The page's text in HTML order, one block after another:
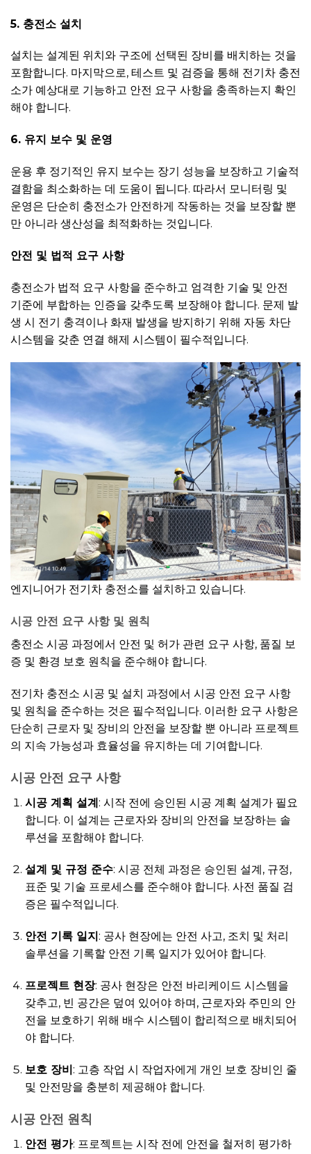
5. 충전소 설치
설치는 설계된 위치와 구조에 선택된 장비를 배치하는 것을
포함합니다. 마지막으로, 테스트 및 검증을 통해 전기차 충전
소가 예상대로 기능하고 안전 요구 사항을 충족하는지 확인
해야 합니다.
6. 유지 보수 및 운영
운용 후 정기적인 유지 보수는 장기 성능을 보장하고 기술적
결함을 최소화하는 데 도움이 됩니다. 따라서 모니터링 및
운영은 단순히 충전소가 안전하게 작동하는 것을 보장할 뿐
만 아니라 생산성을 최적화하는 것입니다.
안전 및 법적 요구 사항
충전소가 법적 요구 사항을 준수하고 엄격한 기술 및 안전
기준에 부합하는 인증을 갖추도록 보장해야 합니다. 문제 발
생 시 전기 충격이나 화재 발생을 방지하기 위해 자동 차단
시스템을 갖춘 연결 해제 시스템이 필수적입니다.
엔지니어가 전기차 충전소를 설치하고 있습니다.
시공 안전 요구 사항 및 원칙
충전소 시공 과정에서 안전 및 허가 관련 요구 사항, 품질 보
증 및 환경 보호 원칙을 준수해야 합니다.
전기차 충전소 시공 및 설치 과정에서 시공 안전 요구 사항
및 원칙을 준수하는 것은 필수적입니다. 이러한 요구 사항은
단순히 근로자 및 장비의 안전을 보장할 뿐 아니라 프로젝트
의 지속 가능성과 효율성을 유지하는 데 기여합니다.
시공 안전 요구 사항
시공 계획 설계 : 시작 전에 승인된 시공 계획 설계가 필요
합니다. 이 설계는 근로자와 장비의 안전을 보장하는 솔
루션을 포함해야 합니다.
설계 및 규정 준수: 시공 전체 과정은 승인된 설계, 규정,
표준 및 기술 프로세스를 준수해야 합니다. 사전 품질 검
증은 필수적입니다.
안전 기록 일지: 공사 현장에는 안전 사고, 조치 및 처리
솔루션을 기록할 안전 기록 일지가 있어야 합니다.
프로젝트 현장: 공사 현장은 안전 바리케이드 시스템을
갖추고, 빈 공간은 덮여 있어야 하며, 근로자와 주민의 안
전을 보호하기 위해 배수 시스템이 합리적으로 배치되어
야 합니다.
보호 장비: 고층 작업 시 작업자에게 개인 보호 장비인 줄
및 안전망을 충분히 제공해야 합니다.
시공 안전 원칙
안전 평가: 프로젝트는 시작 전에 안전을 철저히 평가하